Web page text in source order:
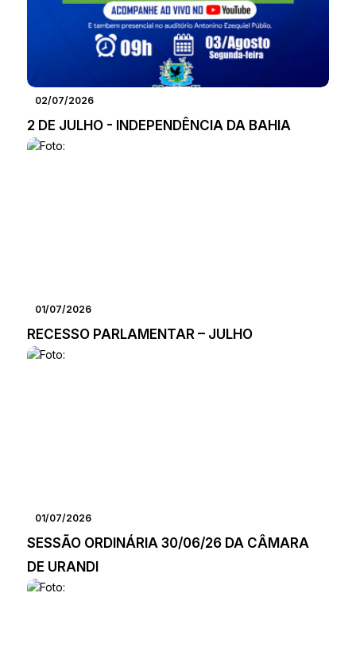
02/07/2026
2 DE JULHO - INDEPENDÊNCIA DA BAHIA
01/07/2026
RECESSO PARLAMENTAR – JULHO
01/07/2026
SESSÃO ORDINÁRIA 30/06/26 DA CÂMARA
DE URANDI